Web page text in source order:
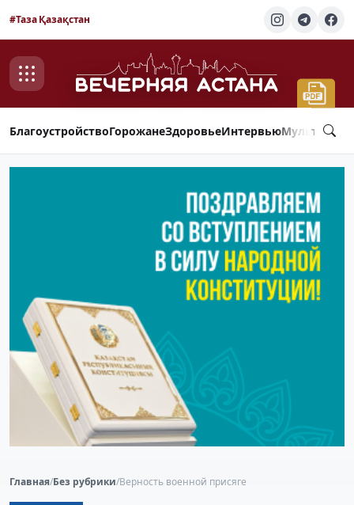
#Таза Қазақстан
БлагоустройствоГорожанеЗдоровьеИнтервью
Главная/Без рубрики/Верность военной присяге